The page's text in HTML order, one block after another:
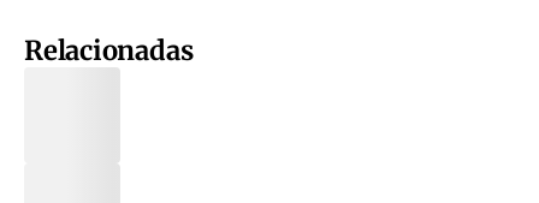
Relacionadas